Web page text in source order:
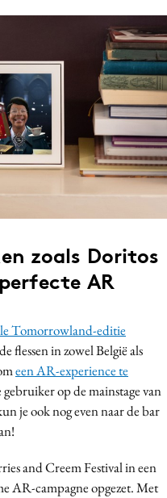
zoals Doritos
AR
Tomorrowland-editie
flessen in zowel België als
een AR-experience te
op de mainstage van
je ook nog even naar de bar
and Creem Festival in een
AR-campagne opgezet. Met